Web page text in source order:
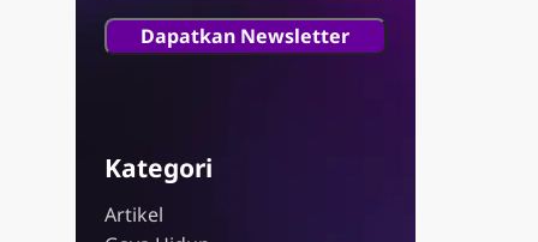
Kategori
Artikel